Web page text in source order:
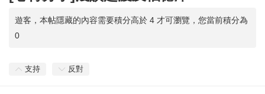
遊客，本帖隱藏的內容需要積分高於 4 才可瀏覽，您當前積分為
0
支持 反對